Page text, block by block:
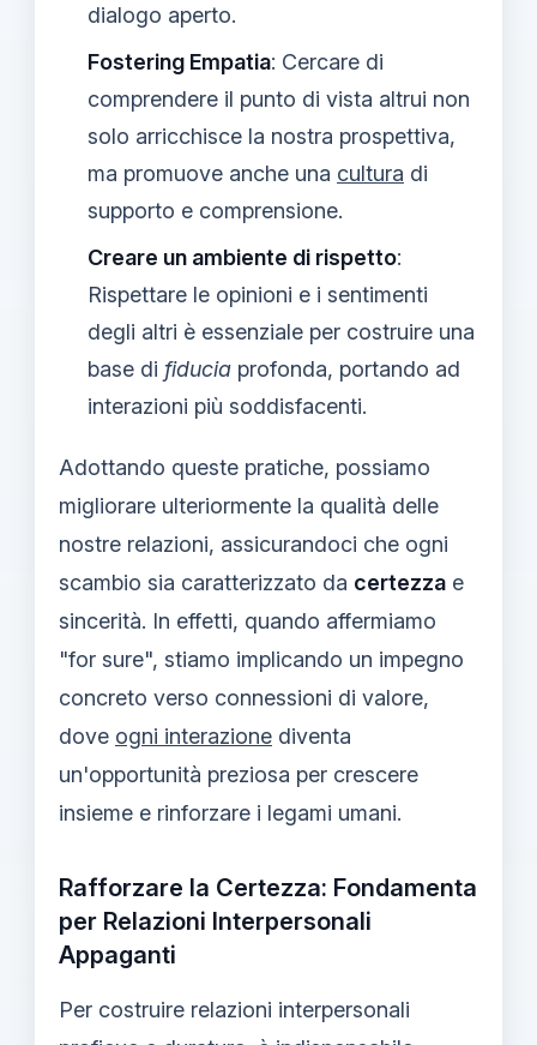
dialogo aperto.
Fostering Empatia: Cercare di
comprendere il punto di vista altrui non
solo arricchisce la nostra prospettiva,
ma promuove anche una cultura di
supporto e comprensione.
Creare un ambiente di rispetto:
Rispettare le opinioni e i sentimenti
degli altri è essenziale per costruire una
base di fiducia profonda, portando ad
interazioni più soddisfacenti.
Adottando queste pratiche, possiamo
migliorare ulteriormente la qualità delle
nostre relazioni, assicurandoci che ogni
scambio sia caratterizzato da certezza e
sincerità. In effetti, quando affermiamo
"for sure", stiamo implicando un impegno
concreto verso connessioni di valore,
dove ogni interazione diventa
un'opportunità preziosa per crescere
insieme e rinforzare i legami umani.
Rafforzare la Certezza: Fondamenta
per Relazioni Interpersonali
Appaganti
Per costruire relazioni interpersonali